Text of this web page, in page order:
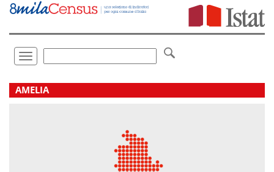
Vai
direttamente
Toggle
navigation
.
AMELIA